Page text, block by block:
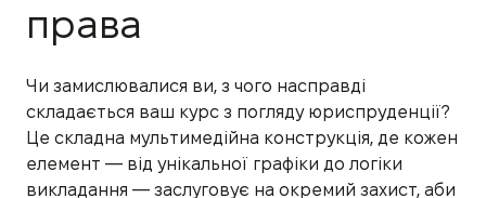
права
Чи замислювалися ви, з чого насправді
складається ваш курс з погляду юриспруденції?
Це складна мультимедійна конструкція, де кожен
елемент — від унікальної графіки до логіки
викладання — заслуговує на окремий захист, аби